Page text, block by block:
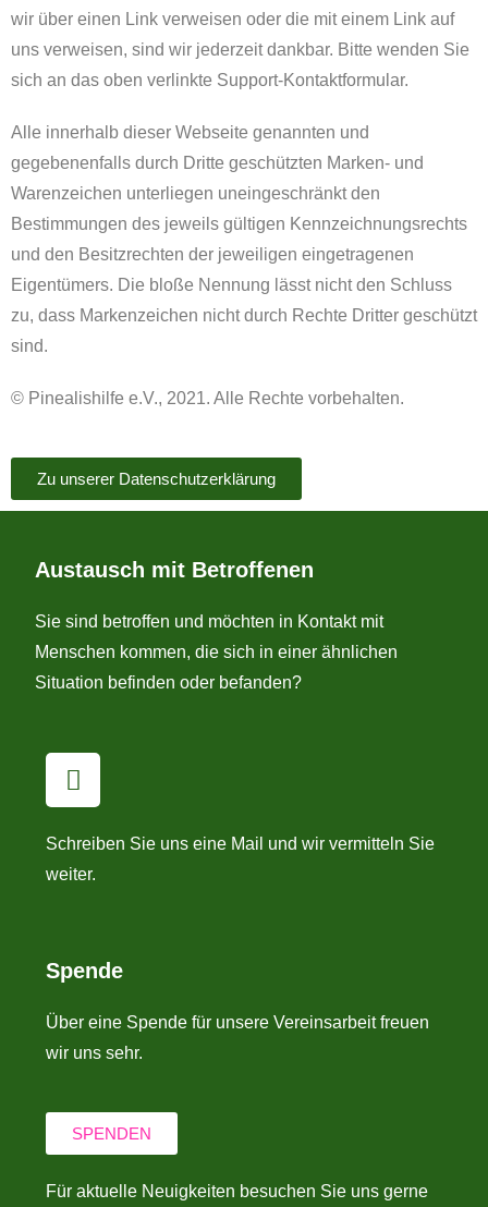
wir über einen Link verweisen oder die mit einem Link auf
uns verweisen, sind wir jederzeit dankbar. Bitte wenden Sie
sich an das oben verlinkte Support-Kontaktformular.
Alle innerhalb dieser Webseite genannten und
gegebenenfalls durch Dritte geschützten Marken- und
Warenzeichen unterliegen uneingeschränkt den
Bestimmungen des jeweils gültigen Kennzeichnungsrechts
und den Besitzrechten der jeweiligen eingetragenen
Eigentümers. Die bloße Nennung lässt nicht den Schluss
zu, dass Markenzeichen nicht durch Rechte Dritter geschützt
sind.
© Pinealishilfe e.V., 2021. Alle Rechte vorbehalten.
Zu unserer Datenschutzerklärung
Austausch mit Betroffenen
Sie sind betroffen und möchten in Kontakt mit
Menschen kommen, die sich in einer ähnlichen
Situation befinden oder befanden?
Schreiben Sie uns eine Mail und wir vermitteln Sie
weiter.
Spende
Über eine Spende für unsere Vereinsarbeit freuen
wir uns sehr.
SPENDEN
Für aktuelle Neuigkeiten besuchen Sie uns gerne